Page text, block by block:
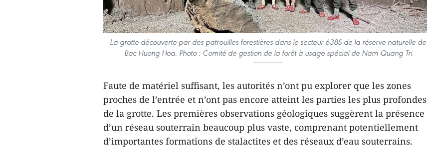
La grotte découverte par des patrouilles forestières dans le secteur 638S de la réserve naturelle de
Bac Huong Hoa. Photo : Comité de gestion de la forêt à usage spécial de Nam Quang Tri
Faute de matériel suffisant, les autorités n’ont pu explorer que les zones
proches de l’entrée et n’ont pas encore atteint les parties les plus profondes
de la grotte. Les premières observations géologiques suggèrent la présence
d’un réseau souterrain beaucoup plus vaste, comprenant potentiellement
d’importantes formations de stalactites et des réseaux d’eau souterrains.